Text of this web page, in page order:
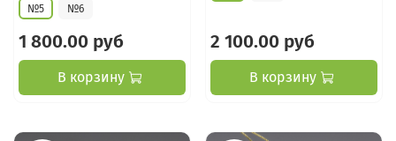
№5 №6
1 800.00 руб
В корзину
2 100.00 руб
В корзину